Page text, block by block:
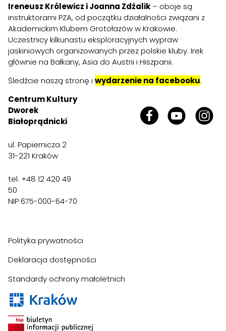
Ireneusz Królewicz i Joanna Zdżalik – oboje są
instruktorami PZA, od początku działalności związani z
Akademickim Klubem Grotołazów w Krakowie.
Uczestnicy kilkunastu eksploracyjnych wypraw
jaskiniowych organizowanych przez polskie kluby. Irek
głównie na Bałkany, Asia do Austrii i Hiszpanii.
Śledźcie naszą stronę i wydarzenie na facebooku.
Centrum Kultury
Dworek
Białoprądnicki
ul. Papiernicza 2
31-221 Kraków
tel. +48 12 420 49
50
NIP 675-000-64-70
Polityka prywatności
Deklaracja dostępności
Standardy ochrony małoletnich